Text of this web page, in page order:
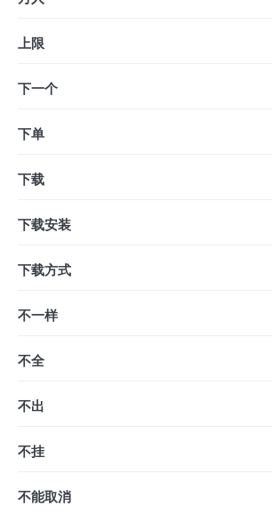
上限
下一个
下单
下载
下载安装
下载方式
不一样
不全
不出
不挂
不能取消